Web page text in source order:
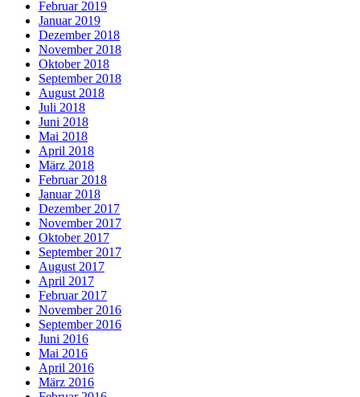
Februar 2019
Januar 2019
Dezember 2018
November 2018
Oktober 2018
September 2018
August 2018
Juli 2018
Juni 2018
Mai 2018
April 2018
März 2018
Februar 2018
Januar 2018
Dezember 2017
November 2017
Oktober 2017
September 2017
August 2017
April 2017
Februar 2017
November 2016
September 2016
Juni 2016
Mai 2016
April 2016
März 2016